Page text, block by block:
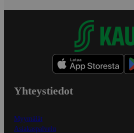
Yhteystiedot
Myymälät
Asiakaspalvelu